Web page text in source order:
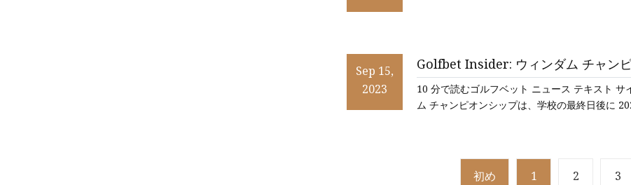
Sep 15,
2023
Golfbet Insider: ウィンダム チャン
10 分で読むゴルフベット ニュース テキスト
ム チャンピオンシップは、学校の最終日後に
初め 1 2 3